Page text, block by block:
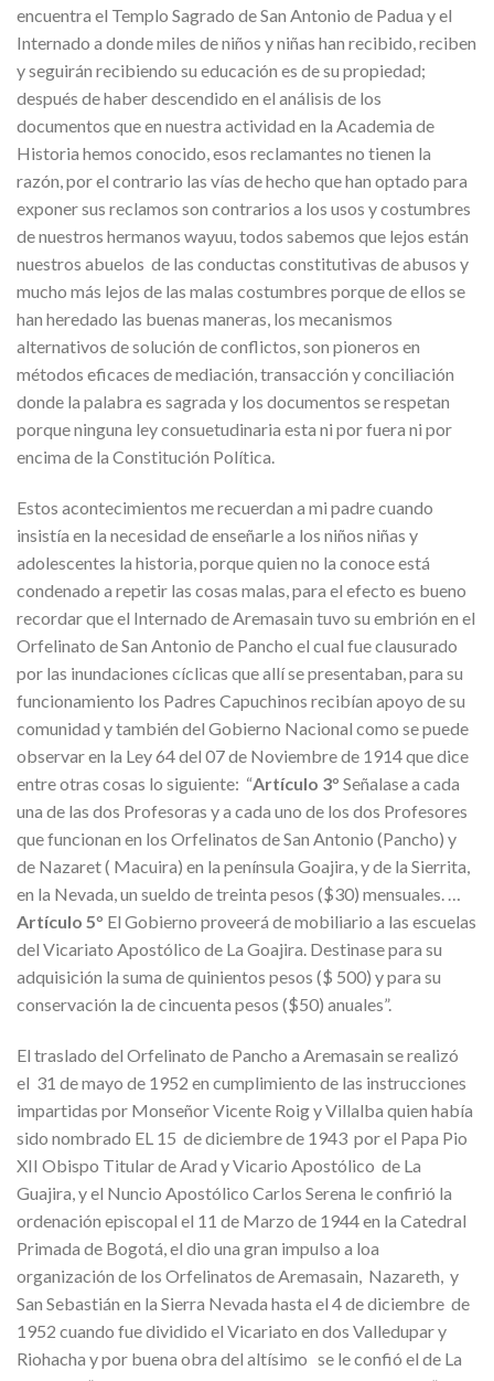
encuentra el Templo Sagrado de San Antonio de Padua y el
Internado a donde miles de niños y niñas han recibido, reciben
y seguirán recibiendo su educación es de su propiedad;
después de haber descendido en el análisis de los
documentos que en nuestra actividad en la Academia de
Historia hemos conocido, esos reclamantes no tienen la
razón, por el contrario las vías de hecho que han optado para
exponer sus reclamos son contrarios a los usos y costumbres
de nuestros hermanos wayuu, todos sabemos que lejos están
nuestros abuelos de las conductas constitutivas de abusos y
mucho más lejos de las malas costumbres porque de ellos se
han heredado las buenas maneras, los mecanismos
alternativos de solución de conflictos, son pioneros en
métodos eficaces de mediación, transacción y conciliación
donde la palabra es sagrada y los documentos se respetan
porque ninguna ley consuetudinaria esta ni por fuera ni por
encima de la Constitución Política.
Estos acontecimientos me recuerdan a mi padre cuando
insistía en la necesidad de enseñarle a los niños niñas y
adolescentes la historia, porque quien no la conoce está
condenado a repetir las cosas malas, para el efecto es bueno
recordar que el Internado de Aremasain tuvo su embrión en el
Orfelinato de San Antonio de Pancho el cual fue clausurado
por las inundaciones cíclicas que allí se presentaban, para su
funcionamiento los Padres Capuchinos recibían apoyo de su
comunidad y también del Gobierno Nacional como se puede
observar en la Ley 64 del 07 de Noviembre de 1914 que dice
entre otras cosas lo siguiente: “Artículo 3° Señalase a cada
una de las dos Profesoras y a cada uno de los dos Profesores
que funcionan en los Orfelinatos de San Antonio (Pancho) y
de Nazaret ( Macuira) en la península Goajira, y de la Sierrita,
en la Nevada, un sueldo de treinta pesos ($30) mensuales. …
Artículo 5° El Gobierno proveerá de mobiliario a las escuelas
del Vicariato Apostólico de La Goajira. Destinase para su
adquisición la suma de quinientos pesos ($ 500) y para su
conservación la de cincuenta pesos ($50) anuales”.
El traslado del Orfelinato de Pancho a Aremasain se realizó
el 31 de mayo de 1952 en cumplimiento de las instrucciones
impartidas por Monseñor Vicente Roig y Villalba quien había
sido nombrado EL 15 de diciembre de 1943 por el Papa Pio
XII Obispo Titular de Arad y Vicario Apostólico de La
Guajira, y el Nuncio Apostólico Carlos Serena le confirió la
ordenación episcopal el 11 de Marzo de 1944 en la Catedral
Primada de Bogotá, el dio una gran impulso a loa
organización de los Orfelinatos de Aremasain, Nazareth, y
San Sebastián en la Sierra Nevada hasta el 4 de diciembre de
1952 cuando fue dividido el Vicariato en dos Valledupar y
Riohacha y por buena obra del altísimo se le confió el de La